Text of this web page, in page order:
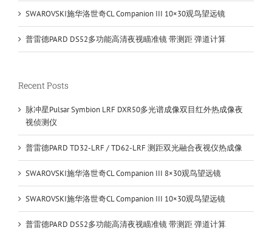
SWAROVSKI施华洛世奇CL Companion III 10×30观鸟望远镜
普雷德PARD DS52多功能高清夜视瞄准镜 带测距 弹道计算
Recent Posts
脉冲星Pulsar Symbion LRF DXR50多光谱成像双目红外热成像夜
视侦测仪
普雷德PARD TD32-LRF / TD62-LRF 测距双光融合夜视仪热成像
SWAROVSKI施华洛世奇CL Companion III 8×30观鸟望远镜
SWAROVSKI施华洛世奇CL Companion III 10×30观鸟望远镜
普雷德PARD DS52多功能高清夜视瞄准镜 带测距 弹道计算